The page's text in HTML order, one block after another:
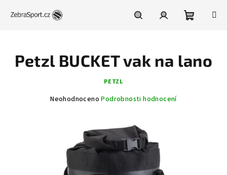
košík
Petzl BUCKET vak na lano
PETZL
Průměrné
hvězdiček.
Neohodnoceno Podrobnosti hodnocení